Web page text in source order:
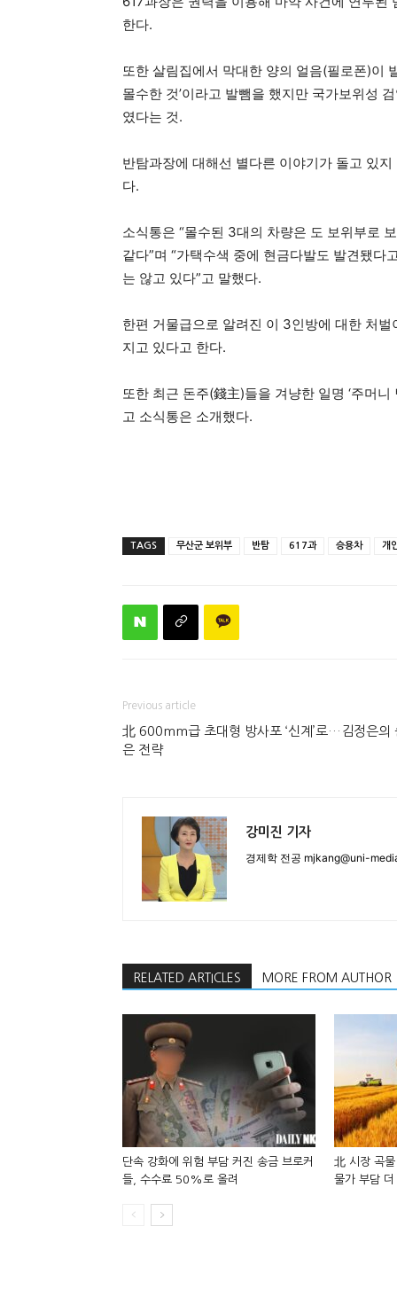
한다.
또한 살림집에서 막대한 양의 얼음(필로폰)이
몰수한 것’이라고 발뺌을 했지만 국가보위성
였다는 것.
반탐과장에 대해선 별다른 이야기가 돌고 있
다.
소식통은 “몰수된 3대의 차량은 도 보위부로
같다”며 “가택수색 중에 현금다발도 발견됐
는 않고 있다”고 말했다.
한편 거물급으로 알려진 이 3인방에 대한 처
지고 있다고 한다.
또한 최근 돈주(錢主)들을 겨냥한 일명 ‘주머
고 소식통은 소개했다.
TAGS 무산군 보위부 반탐 617과 승용차 개
Previous article
北 600mm급 초대형 방사포 ‘신계’로…김정은의
은 전략
강미진 기자
경제학 전공 mjkang@uni-
RELATED ARTICLES MORE FROM AUTHOR
단속 강화에 위험 부담 커진 송금 브로커
들, 수수료 50%로 올려
北 시장 곡
물가 부담 더